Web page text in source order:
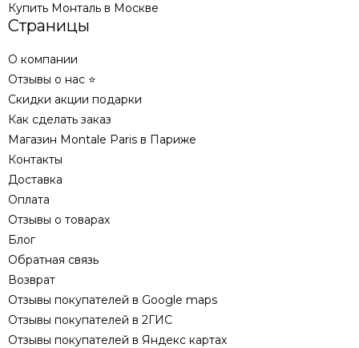
Купить Монталь в Москве
Страницы
О компании
Отзывы о нас ⭐
Скидки акции подарки
Как сделать заказ
Магазин Montale Paris в Париже
Контакты
Доставка
Оплата
Отзывы о товарах
Блог
Обратная связь
Возврат
Отзывы покупателей в Google maps
Отзывы покупателей в 2ГИС
Отзывы покупателей в Яндекс картах